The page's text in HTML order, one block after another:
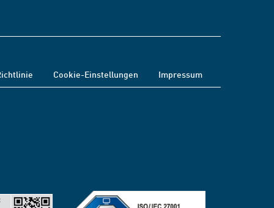
Cookie-Einstellungen Impressum